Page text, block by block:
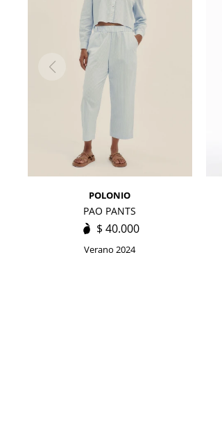
POLONIO
PAO PANTS
$ 40.000
Verano 2024